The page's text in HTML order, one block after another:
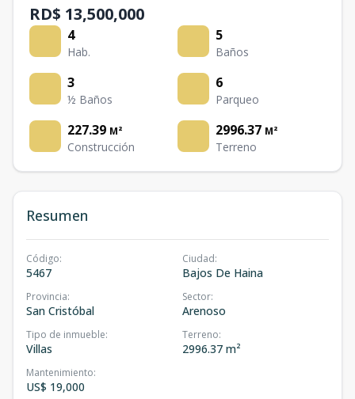
RD$ 13,500,000
4
Hab.
5
Baños
3
½ Baños
6
Parqueo
227.39 M²
Construcción
2996.37 M²
Terreno
Resumen
Código:
5467
Ciudad:
Bajos De Haina
Provincia:
San Cristóbal
Sector:
Arenoso
Tipo de inmueble:
Villas
Terreno:
2996.37 m²
Mantenimiento:
US$ 19,000